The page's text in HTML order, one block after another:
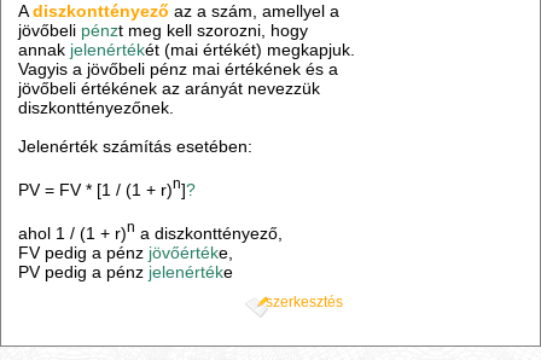
Adiszkonttényező az a szám, amellyel a
jövőbeli pénzt meg kell szorozni, hogy
annak jelenértékét (mai értékét) megkapjuk.
Vagyis a jövőbeli pénz mai értékének és a
jövőbeli értékének az arányát nevezzük
diszkonttényezőnek.
Jelenérték számítás esetében:
PV = FV * [1 / (1 + r)n]?
ahol 1 / (1 + r)n a diszkonttényező,
FV pedig a pénz jövőértéke,
PV pedig a pénz jelenértéke
szerkesztés